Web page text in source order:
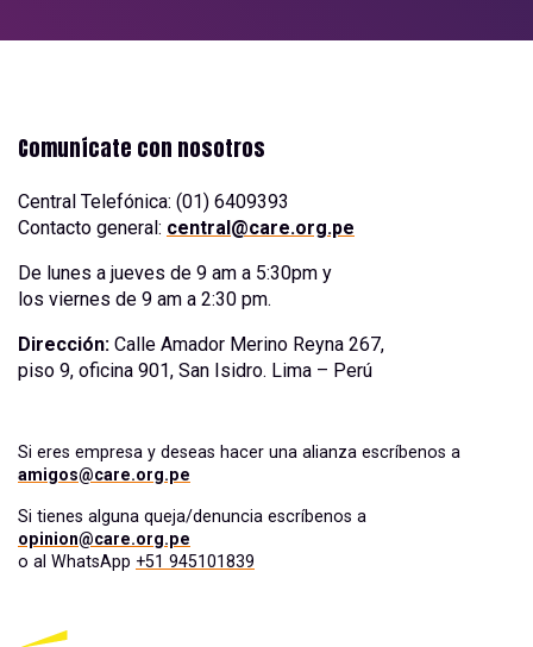
Comunícate con nosotros
Central Telefónica: (01) 6409393
Contacto general: central@care.org.pe
De lunes a jueves de 9 am a 5:30pm y
los viernes de 9 am a 2:30 pm.
Dirección: Calle Amador Merino Reyna 267,
piso 9, oficina 901, San Isidro. Lima – Perú
Si eres empresa y deseas hacer una alianza escríbenos a
amigos@care.org.pe
Si tienes alguna queja/denuncia escríbenos a
opinion@care.org.pe
o al WhatsApp +51 945101839